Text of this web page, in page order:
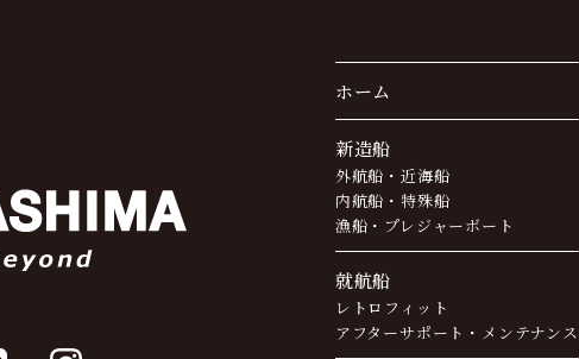
ホーム
新造船
外航船・近海船
内航船・特殊船
漁船・プレジャーボート
就航船
レトロフィット
アフターサポート・ メンテナンス